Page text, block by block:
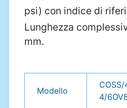
psi) con indice di
Lunghezza
mm.
Modello
4/